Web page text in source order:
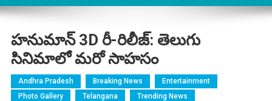
హనుమాన్ 3D రీ-రిలీజ్: తెలుగు
సినిమాలో మరో సాహసం
Andhra Pradesh Breaking News
Entertainment
Photo Gallery
Telangana Trending News